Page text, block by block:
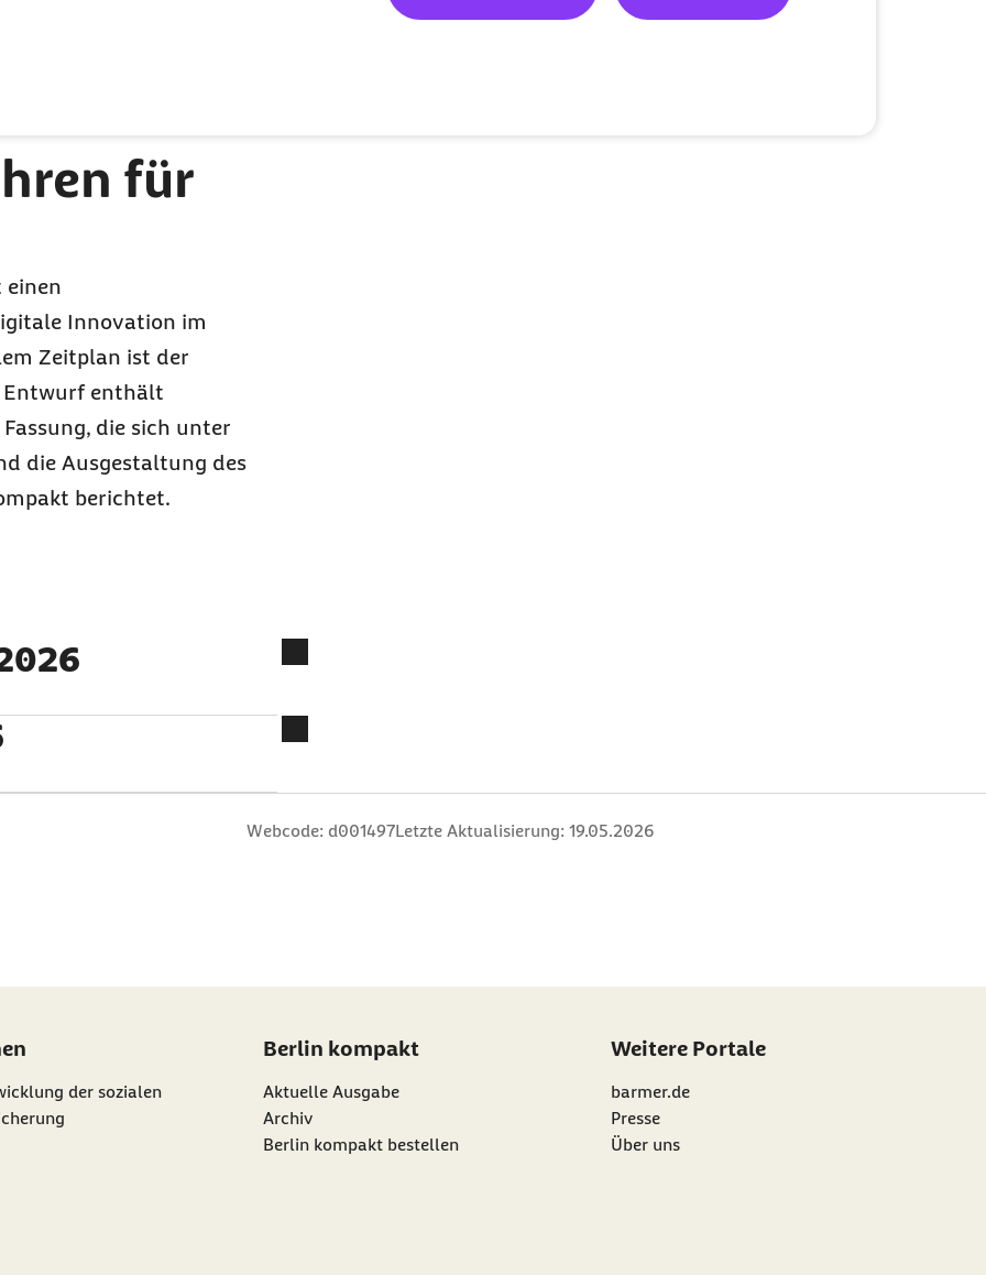
für
einen
Innovation im
Zeitplan ist der
Entwurf enthält
die sich unter
die Ausgestaltung des
berichtet.
3 Sterne4 Sterne5 Sterne Webcode: d001497Letzte Aktualisierung: 19.05.2026
der sozialen
Berlin kompakt
Aktuelle Ausgabe
Archiv
Berlin kompakt bestellen
Weitere Portale
barmer.de
Presse
Über uns